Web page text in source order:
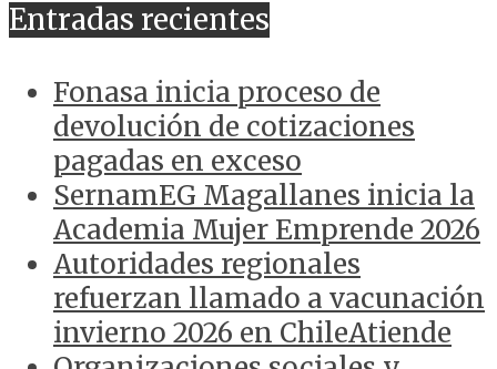
Entradas recientes
Fonasa inicia proceso de
devolución de cotizaciones
pagadas en exceso
SernamEG Magallanes inicia la
Academia Mujer Emprende 2026
Autoridades regionales
refuerzan llamado a vacunación
invierno 2026 en ChileAtiende